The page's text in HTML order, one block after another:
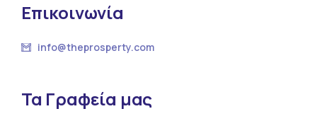
Επικοινωνία
info@theprosperty.com
Τα Γραφεία μας